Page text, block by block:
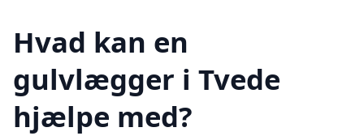
Hvad kan en
gulvlægger i Tvede
hjælpe med?